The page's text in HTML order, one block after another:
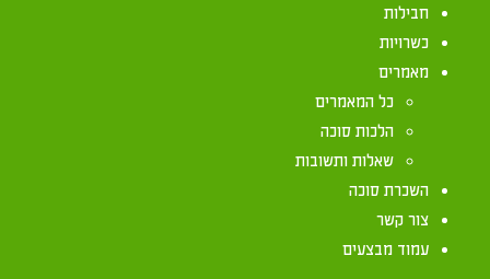
חבילות
כשרויות
מאמרים
כל המאמרים
הלכות סוכה
שאלות ותשובות
השכרת סוכה
צור קשר
עמוד מבצעים